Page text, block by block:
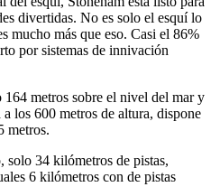
divertidas. No es solo el esquí lo
mucho más que eso. Casi el 86%
por sistemas de innivación
164 metros sobre el nivel del mar y
los 600 metros de altura, dispone
metros.
34 kilómetros de pistas,
6 kilómetros con de pistas